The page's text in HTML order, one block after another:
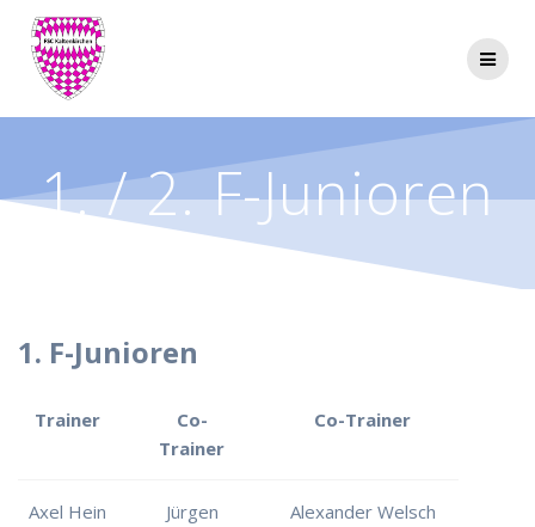
1. / 2. F-Junioren
1. F-Junioren
Trainer
Co-
Trainer
Co-Trainer
Axel Hein
Jürgen
Alexander Welsch